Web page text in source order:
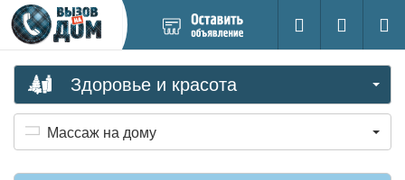
новое
Поиск
Вход на
Здоровье и красота
Массаж на дому